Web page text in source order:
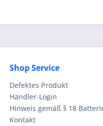
Shop Service
Defektes Produkt
Händler-Login
Hinweis gemäß § 18
Kontakt